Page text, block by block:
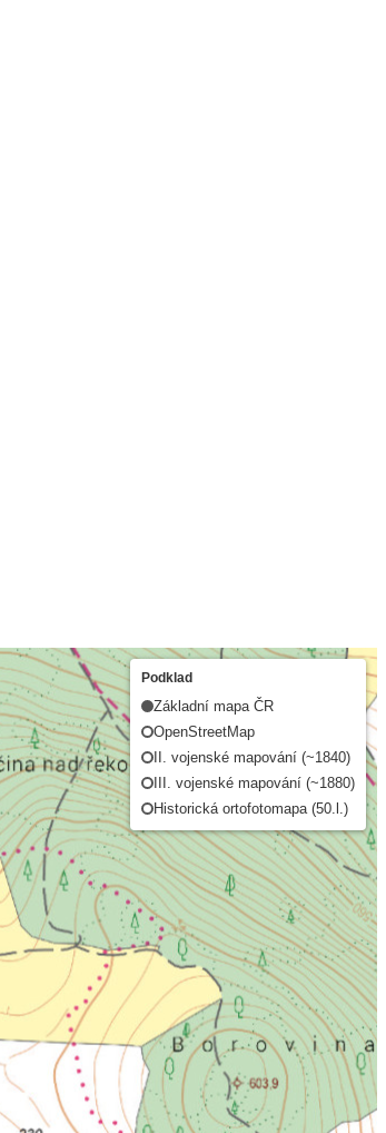
Podklad
Základní mapa ČR
OpenStreetMap
II. vojenské mapování (~1840)
III. vojenské mapování (~1880)
Historická ortofotomapa (50.l.)